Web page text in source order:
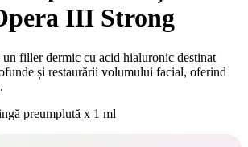
III Strong
filler dermic cu acid hialuronic destinat
și restaurării volumului facial, oferind
preumplută x 1 ml